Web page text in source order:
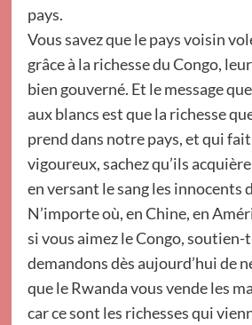
pays.
Vous savez que le pays voisin
grâce à la richesse du Congo,
bien gouverné. Et le message
aux blancs est que la richesse
prend dans notre pays, et qui fait
vigoureux, sachez qu’ils
en versant le sang les innocents
N’importe où, en Chine, en
si vous aimez le Congo, soutien-
demandons dès aujourd’hui de
que le Rwanda vous vende les
car ce sont les richesses qui